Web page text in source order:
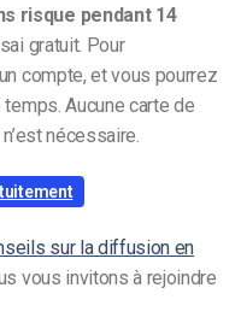
risque pendant 14
gratuit. Pour
compte, et vous pourrez
Aucune carte de
nécessaire.
sur la diffusion en
vous invitons à rejoindre